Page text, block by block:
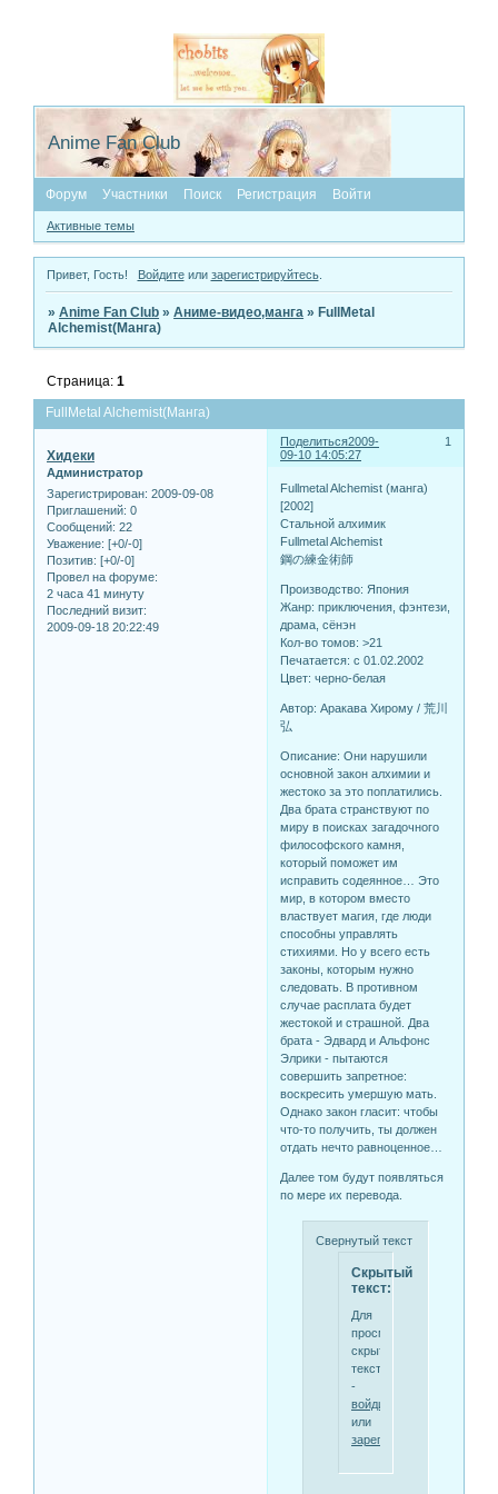
Anime Fan Club
Форум Участники Поиск Регистрация Войти
Активные темы
Привет, Гость! Войдитеили зарегистрируйтесь.
»Anime Fan Club »Аниме-видео,манга »FullMetal
Alchemist(Манга)
FullMetal Alchemist(Манга)
Страница:1
Поделиться 1
2009-
09-10 14:05:27
Хидеки
Администратор
Зарегистрирован: 2009-09-08
Приглашений: 0
Сообщений: 22
Уважение: [+0/-0]
Позитив: [+0/-0]
Провел на форуме:
2 часа 41 минуту
Последний визит:
2009-09-18 20:22:49
Fullmetal Alchemist (манга)
[2002]
Стальной алхимик
Fullmetal Alchemist
鋼の練金術師
Производство: Япония
Жанр: приключения, фэнтези,
драма, сёнэн
Кол-во томов: >21
Печатается: c 01.02.2002
Цвет: черно-белая
Автор: Аракава Хирому / 荒川
弘
Описание: Они нарушили
основной закон алхимии и
жестоко за это поплатились.
Два брата странствуют по
миру в поисках загадочного
философского камня,
который поможет им
исправить содеянное… Это
мир, в котором вместо
властвует магия, где люди
способны управлять
стихиями. Но у всего есть
законы, которым нужно
следовать. В противном
случае расплата будет
жестокой и страшной. Два
брата - Эдвард и Альфонс
Элрики - пытаются
совершить запретное:
воскресить умершую мать.
Однако закон гласит: чтобы
что-то получить, ты должен
отдать нечто равноценное…
Далее том будут появляться
по мере их перевода.
Свернутый текст
Скрытый
текст:
Для
просмотра
скрытого
текста
-
войдите
или
зарегистрируйтесь